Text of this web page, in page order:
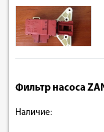
Фильтр насоса
Наличие: